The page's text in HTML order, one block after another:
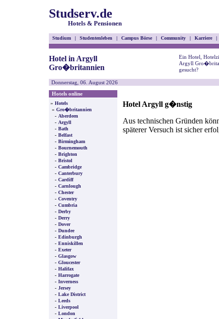
Studserv.de
Hotels & Pensionen
Studium | Studentenleben | Campus Börse | Community | Karriere |
Hotel in Argyll
Gro�britannien
Ein Hotel,
Argyll
gesucht?
Donnerstag, 06. August 2026
Hotels online
» Hotels
» Gro�britannien
- Aberdeen
- Argyll
- Bath
- Belfast
- Birmingham
- Bournemouth
- Brighton
- Bristol
- Cambridge
- Canterbury
- Cardiff
- Carnlough
- Chester
- Coventry
- Cumbria
- Derby
- Derry
- Dover
- Dundee
- Edinburgh
- Enniskillen
- Exeter
- Glasgow
- Gloucester
- Halifax
- Harrogate
- Inverness
- Jersey
- Lake District
- Leeds
- Liverpool
- London
Hotel Argyll g�nstig
Aus technischen Gründen
späterer Versuch ist sicher